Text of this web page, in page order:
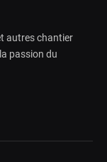
autres chantier
passion du